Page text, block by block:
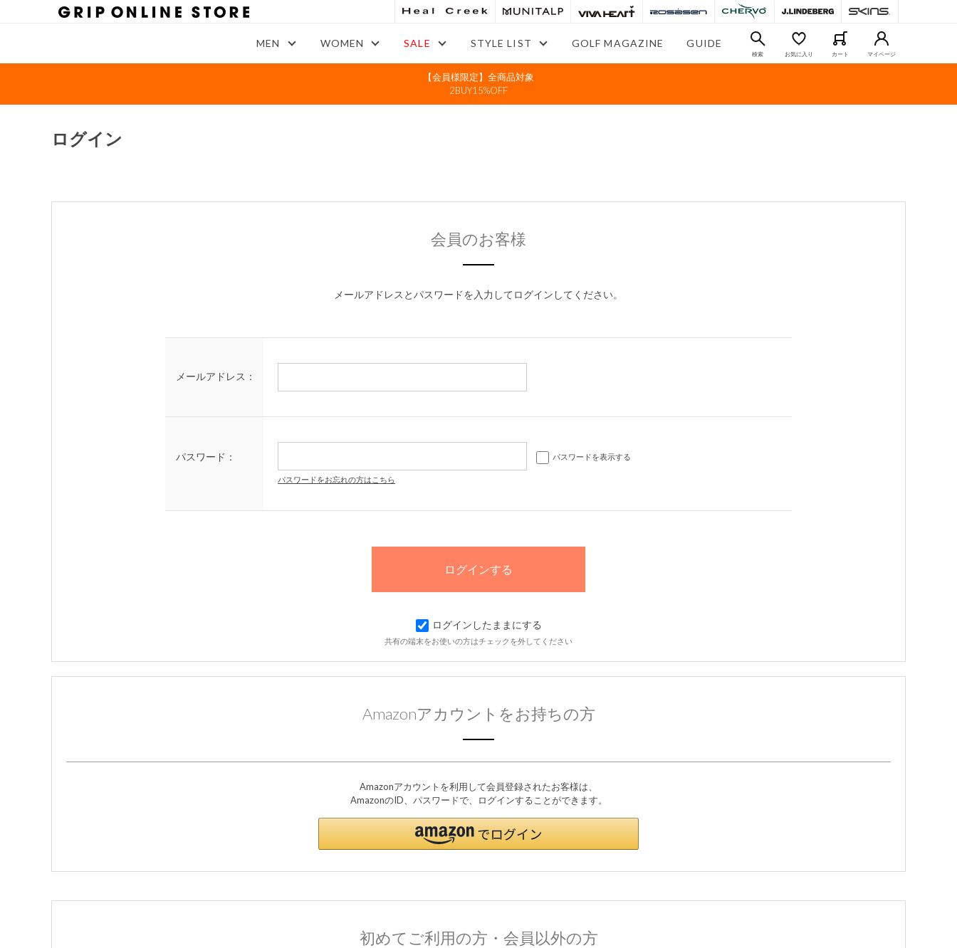
MEN WOMEN SALE STYLE LIST GOLF MAGAZINE GUIDE
検索 お気に入り カート マイページ
【会員様限定】全商品対象
2BUY15%OFF
ログイン
会員のお客様
メールアドレスとパスワードを入力してログインしてください。
メールアドレス：
パスワード： パスワードを表示する
パスワードをお忘れの方はこちら
ログインしたままにする
共有の端末をお使いの方はチェックを外してください
Amazonアカウントをお持ちの方
Amazonアカウントを利用して会員登録されたお客様は、
AmazonのID、パスワードで、ログインすることができます。
初めてご利用の方・会員以外の方